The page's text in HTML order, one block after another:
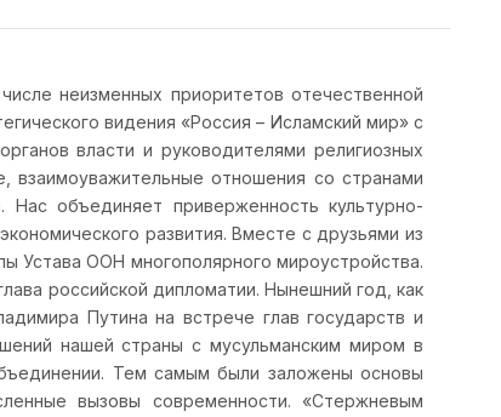
неизменных приоритетов отечественной
видения «Россия – Исламский мир» с
власти и руководителями религиозных
взаимоуважительные отношения со странами
объединяет приверженность культурно-
развития. Вместе с друзьями из
Устава ООН многополярного мироустройства.
российской дипломатии. Нынешний год, как
Путина на встрече глав государств и
нашей страны с мусульманским миром в
Тем самым были заложены основы
вызовы современности. «Стержневым